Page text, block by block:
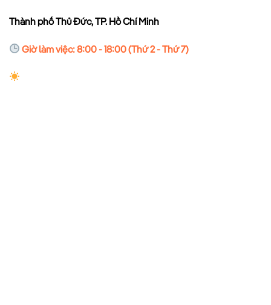
Thành phố Thủ Đức, TP. Hồ Chí Minh
Giờ làm việc: 8:00 - 18:00 (Thứ 2 - Thứ 7)